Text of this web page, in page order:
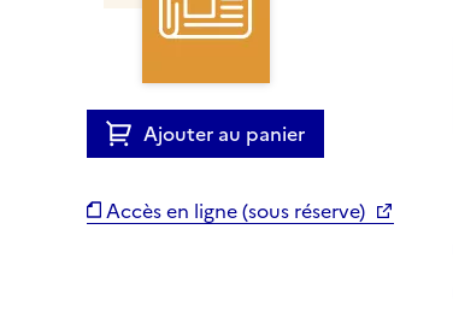
Ajouter au panier
Accès en ligne (sous réserve)